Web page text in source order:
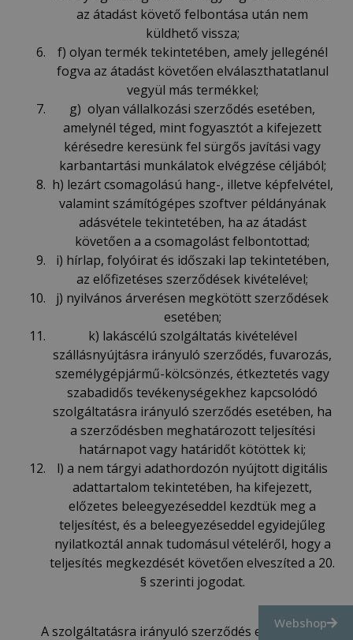
Webshop
az átadást követő felbontása után nem
küldhető vissza;
f) olyan termék tekintetében, amely jellegénél
fogva az átadást követően elválaszthatatlanul
vegyül más termékkel;
g) olyan vállalkozási szerződés esetében,
amelynél téged, mint fogyasztót a kifejezett
kérésedre keresünk fel sürgős javítási vagy
karbantartási munkálatok elvégzése céljából;
h) lezárt csomagolású hang-, illetve képfelvétel,
valamint számítógépes szoftver példányának
adásvétele tekintetében, ha az átadást
követően a a csomagolást felbontottad;
i) hírlap, folyóirat és időszaki lap tekintetében,
az előfizetéses szerződések kivételével;
j) nyilvános árverésen megkötött szerződések
esetében;
k) lakáscélú szolgáltatás kivételével
szállásnyújtásra irányuló szerződés, fuvarozás,
személygépjármű-kölcsönzés, étkeztetés vagy
szabadidős tevékenységekhez kapcsolódó
szolgáltatásra irányuló szerződés esetében, ha
a szerződésben meghatározott teljesítési
határnapot vagy határidőt kötöttek ki;
l) a nem tárgyi adathordozón nyújtott digitális
adattartalom tekintetében, ha kifejezett,
előzetes beleegyezéseddel kezdtük meg a
teljesítést, és a beleegyezéseddel egyidejűleg
nyilatkoztál annak tudomásul vételéről, hogy a
teljesítés megkezdését követően elveszíted a 20.
§ szerinti jogodat.
A szolgáltatásra irányuló szerződés esetében,